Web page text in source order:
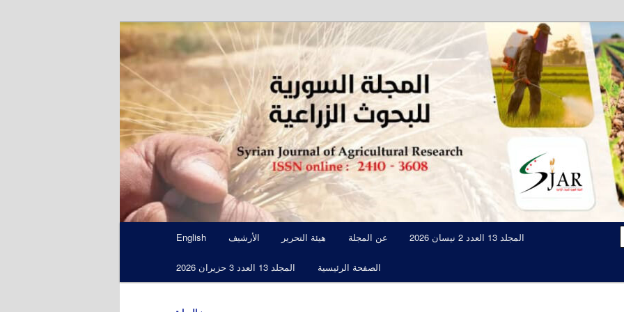
المجلة السورية للبحوث الزراعية SJAR
مجلة علمية محكمة تصدرها الهيئة العامة للبحوث العلمية الزراعية
English الأرشيف هيئة التحرير عن المجلة المجلد 13 العدد 2 نيسان 2026
المجلد 13 العدد 3 حزيران 2026 الصفحة الرئيسية